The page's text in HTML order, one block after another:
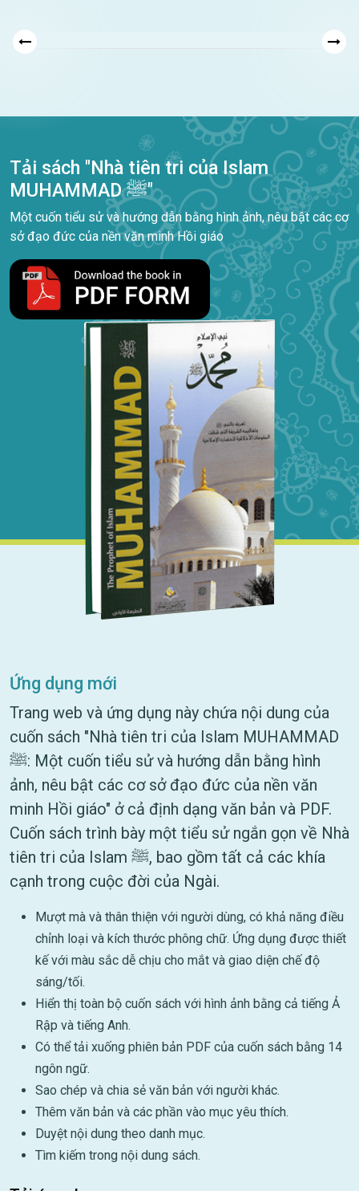
Tải sách "Nhà tiên tri của Islam
MUHAMMAD ﷺ"
Một cuốn tiểu sử và hướng dẫn bằng hình ảnh, nêu bật các cơ
sở đạo đức của nền văn minh Hồi giáo
Ứng dụng mới
Trang web và ứng dụng này chứa nội dung của
cuốn sách "Nhà tiên tri của Islam MUHAMMAD
ﷺ: Một cuốn tiểu sử và hướng dẫn bằng hình
ảnh, nêu bật các cơ sở đạo đức của nền văn
minh Hồi giáo" ở cả định dạng văn bản và PDF.
Cuốn sách trình bày một tiểu sử ngắn gọn về Nhà
tiên tri của Islam ﷺ, bao gồm tất cả các khía
cạnh trong cuộc đời của Ngài.
Mượt mà và thân thiện với người dùng, có khả năng điều
chỉnh loại và kích thước phông chữ. Ứng dụng được thiết
kế với màu sắc dễ chịu cho mắt và giao diện chế độ
sáng/tối.
Hiển thị toàn bộ cuốn sách với hình ảnh bằng cả tiếng Ả
Rập và tiếng Anh.
Có thể tải xuống phiên bản PDF của cuốn sách bằng 14
ngôn ngữ.
Sao chép và chia sẻ văn bản với người khác.
Thêm văn bản và các phần vào mục yêu thích.
Duyệt nội dung theo danh mục.
Tìm kiếm trong nội dung sách.